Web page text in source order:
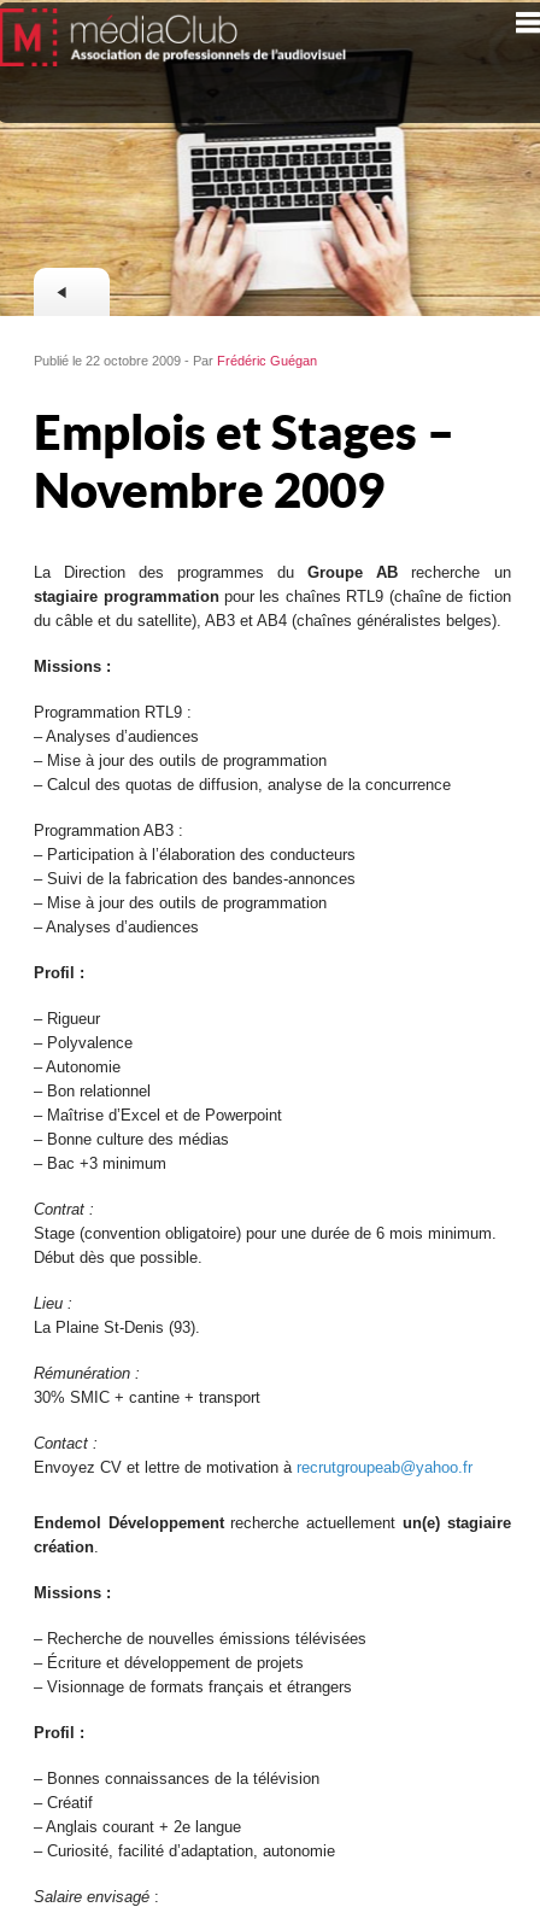
Publié le 22 octobre 2009 - Par Frédéric Guégan
Emplois et Stages –
Novembre 2009
La Direction des programmes duGroupe AB recherche un
stagiaire programmationpour les chaînes RTL9 (chaîne de fiction
du câble et du satellite), AB3 et AB4 (chaînes généralistes belges).
Missions :
Programmation RTL9 :
– Analyses d’audiences
– Mise à jour des outils de programmation
– Calcul des quotas de diffusion, analyse de la concurrence
Programmation AB3 :
– Participation à l’élaboration des conducteurs
– Suivi de la fabrication des bandes-annonces
– Mise à jour des outils de programmation
– Analyses d’audiences
Profil :
– Rigueur
– Polyvalence
– Autonomie
– Bon relationnel
– Maîtrise d’Excel et de Powerpoint
– Bonne culture des médias
– Bac +3 minimum
Contrat :
Stage (convention obligatoire) pour une durée de 6 mois minimum.
Début dès que possible.
Lieu :
La Plaine St-Denis (93).
Rémunération :
30% SMIC + cantine + transport
Contact :
Envoyez CV et lettre de motivation àrecrutgroupeab@yahoo.fr
Endemol Développementrecherche actuellement un(e) stagiaire
création
Missions :
– Recherche de nouvelles émissions télévisées
– Écriture et développement de projets
– Visionnage de formats français et étrangers
Profil :
– Bonnes connaissances de la télévision
– Créatif
– Anglais courant + 2e langue
– Curiosité, facilité d’adaptation, autonomie
Salaire envisagé :